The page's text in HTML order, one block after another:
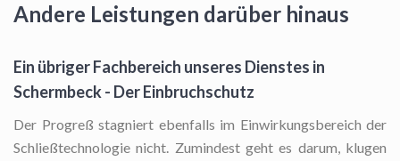
Andere Leistungen darüber hinaus
Ein übriger Fachbereich unseres Dienstes in
Schermbeck - Der Einbruchschutz
Der Progreß stagniert ebenfalls im Einwirkungsbereich der
Schließtechnologie nicht. Zumindest geht es darum, klugen